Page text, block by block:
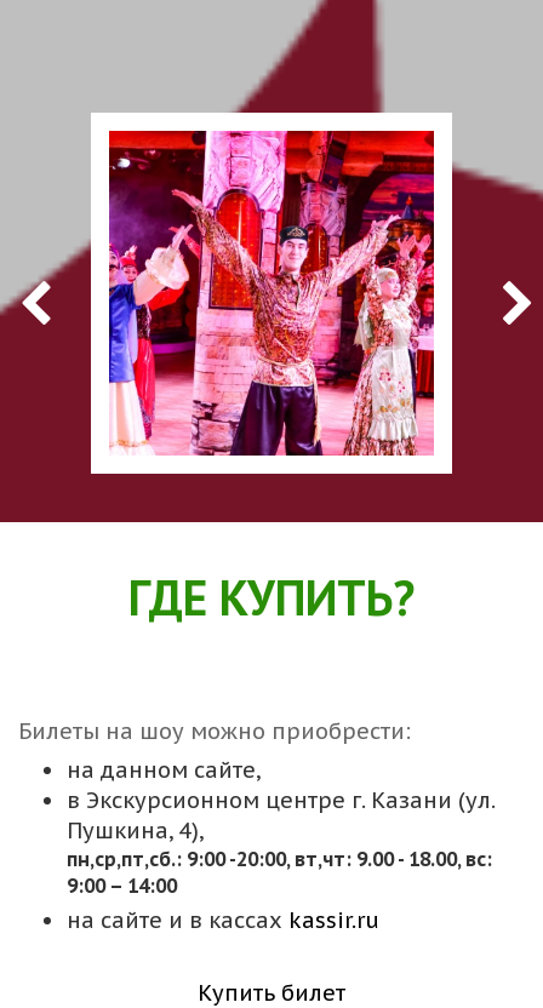
ГДЕ КУПИТЬ?
Билеты на шоу можно приобрести:
на данном сайте,
в Экскурсионном центре г. Казани (ул.
Пушкина, 4),
пн,cр,пт,сб.: 9:00 -20:00, вт,чт: 9.00 - 18.00, вс:
9:00 – 14:00
на сайте и в кассах kassir.ru
Купить билет